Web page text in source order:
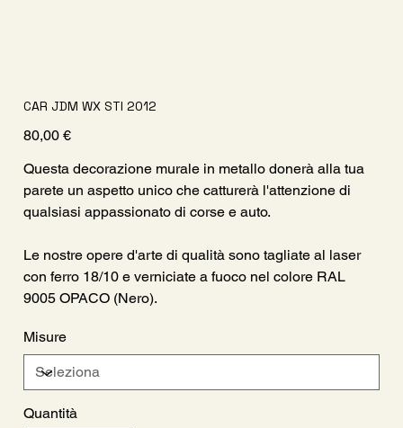
CAR JDM WX STI 2012
Prezzo
80,00 €
Questa decorazione murale in metallo donerà alla tua
parete un aspetto unico che catturerà l'attenzione di
qualsiasi appassionato di corse e auto.
Le nostre opere d'arte di qualità sono tagliate al laser
con ferro 18/10 e verniciate a fuoco nel colore RAL
9005 OPACO (Nero).
Misure
Quantità